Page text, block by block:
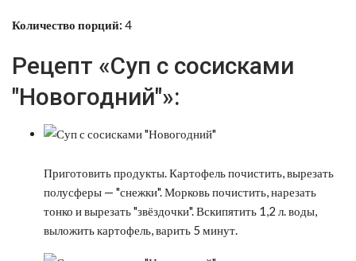
Количество порций: 4
Рецепт «Суп с сосисками
"Новогодний"»:
Приготовить продукты. Картофель почистить, вырезать
полусферы — "снежки". Морковь почистить, нарезать
тонко и вырезать "звёздочки". Вскипятить 1,2 л. воды,
выложить картофель, варить 5 минут.